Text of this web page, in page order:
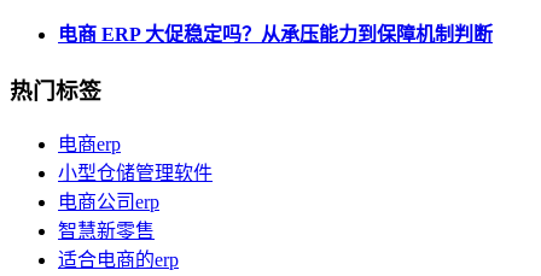
电商 ERP 大促稳定吗？从承压能力到保障机制判断
热门标签
电商erp
小型仓储管理软件
电商公司erp
智慧新零售
适合电商的erp